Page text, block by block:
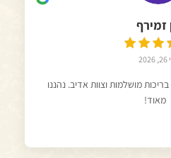
זמירף
מושלמות וצוות אדיב. נהננו
מאוד!